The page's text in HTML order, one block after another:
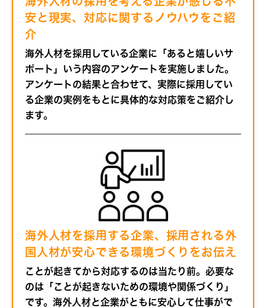
安と現実、対応に関するノウハウをご紹
介
海外人材を採用している企業に「あると嬉しいサ
ポート」いう内容のアンケートを実施しました。
アンケートの結果と合わせて、実際に採用してい
る企業の実例をもとに具体的な対応策をご紹介し
ます。
海外人材を採用する企業、採用される外
国人材が安心できる環境づくりをお伝え
ことが起きてから対応するのは当たり前。必要な
のは「ことが起きないための環境や関係づくり」
です。海外人材と企業がともに安心して仕事がで